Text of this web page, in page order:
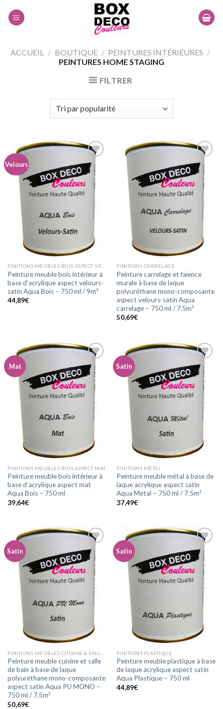
ACCUEIL / BOUTIQUE / PEINTURES INTÉRIEURES /
PEINTURES HOME STAGING
FILTRER
Velours
Ajouter
à la
wishlist
Peinture meuble bois intérieur à
base d’acrylique aspect velours-
satin Aqua Bois – 750 ml / 9m²
44,89€
Ajouter
à la
wishlist
FINITIONS CARRELAGE
Peinture carrelage et faïence
murale à base de laque
polyuréthane mono-composante
aspect velours-satin Aqua
carrelage – 750 ml / 7.5m²
50,69€
Mat
Ajouter
à la
wishlist
FINITIONS MEUBLES BOIS ASPECT MAT
Peinture meuble bois intérieur à
base d’acrylique aspect mat
Aqua Bois – 750 ml
39,64€
Satin
Ajouter
à la
wishlist
FINITIONS MÉTAL
Peinture meuble métal à base de
laque acrylique aspect satin
Aqua Métal – 750 ml / 7.5m²
37,49€
Satin
Ajouter
à la
wishlist
Peinture meuble cuisine et salle
de bain à base de laque
polyuréthane mono-composante
aspect satin Aqua PU MONO –
750 ml / 7.5m²
50,69€
Satin
Ajouter
à la
wishlist
FINITIONS PLASTIQUE
Peinture meuble plastique à base
de laque acrylique aspect satin
Aqua Plastique – 750 ml
44,89€